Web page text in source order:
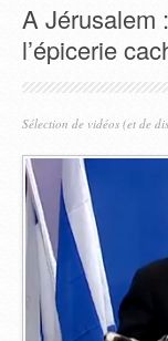
A Jérusalem
l’épicerie
Sélection de vidéos (et de